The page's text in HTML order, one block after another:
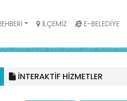
İLÇEMİZ E-BELEDİYE
İNTERAKTİF HİZMETLER